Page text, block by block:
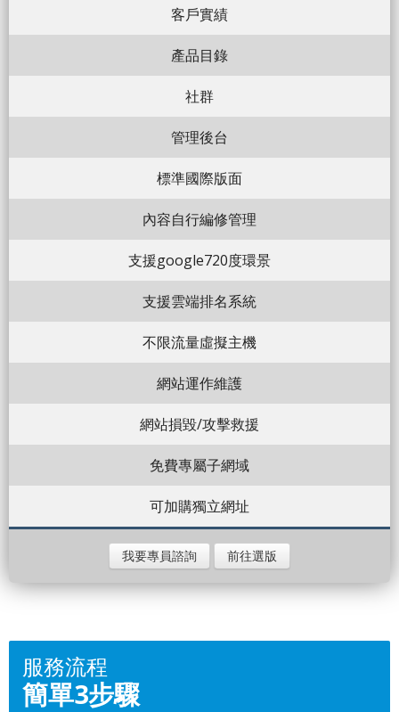
客戶實績
產品目錄
社群
管理後台
標準國際版面
內容自行編修管理
支援google720度環景
支援雲端排名系統
不限流量虛擬主機
網站運作維護
網站損毀/攻擊救援
免費專屬子網域
可加購獨立網址
我要專員諮詢 前往選版
服務流程
簡單3步驟